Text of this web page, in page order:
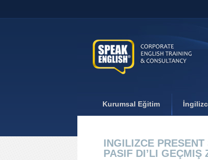
Kurumsal Eğitim
INGILIZCE
PASIF DI’LI GEÇMIŞ